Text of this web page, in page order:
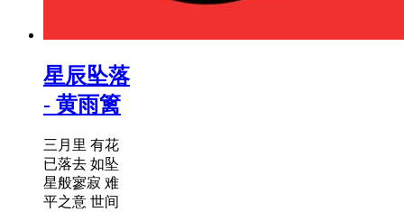
星辰坠落
- 黄雨篱
三月里 有花
已落去 如坠
星般寥寂 难
平之意 世间